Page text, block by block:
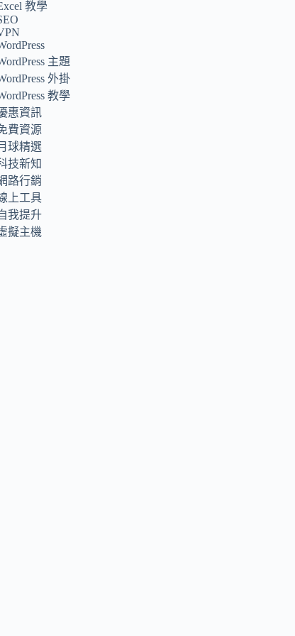
教學
主題
外掛
教學
惠資訊
費資源
球精選
技新知
路行銷
上工具
我提升
擬主機